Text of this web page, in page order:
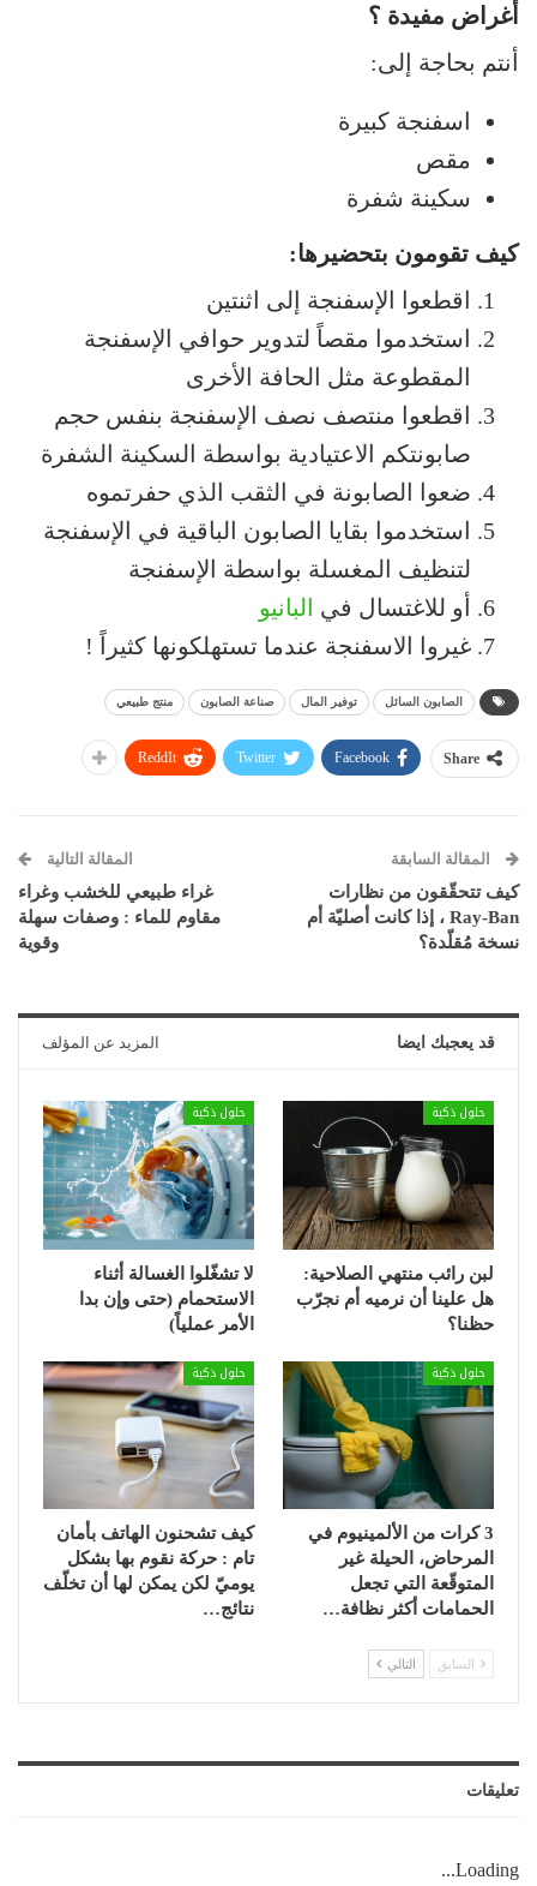
أغراض مفيدة ؟
أنتم بحاجة إلى:
اسفنجة كبيرة
مقص
سكينة شفرة
كيف تقومون بتحضيرها:
اقطعوا الإسفنجة إلى اثنتين
استخدموا مقصاً لتدوير حوافي الإسفنجة
المقطوعة مثل الحافة الأخرى
اقطعوا منتصف نصف الإسفنجة بنفس حجم
صابونتكم الاعتيادية بواسطة السكينة الشفرة
ضعوا الصابونة في الثقب الذي حفرتموه
استخدموا بقايا الصابون الباقية في الإسفنجة
لتنظيف المغسلة بواسطة الإسفنجة
أو للاغتسال في البانيو
غيروا الاسفنجة عندما تستهلكونها كثيراً !
الصابون السائل توفير المال صناعة الصابون منتج طبيعي
Share
Facebook
Twitter
ReddIt
المقالة السابقة
كيف تتحقّقون من نظارات
Ray-Ban ، إذا كانت أصليّة أم
نسخة مُقلّدة؟
المقالة التالية
غراء طبيعي للخشب وغراء
مقاوم للماء : وصفات سهلة
وقوية
قد يعجبك ايضا المزيد عن المؤلف
حلول ذكية
لبن رائب منتهي الصلاحية:
هل علينا أن نرميه أم نجرّب
حظنا؟
حلول ذكية
لا تشغّلوا الغسالة أثناء
الاستحمام (حتى وإن بدا
الأمر عملياً)
حلول ذكية
3 كرات من الألمينيوم في
المرحاض، الحيلة غير
المتوقّعة التي تجعل
الحمامات أكثر نظافة…
حلول ذكية
كيف تشحنون الهاتف بأمان
تام : حركة نقوم بها بشكل
يوميّ لكن يمكن لها أن تخلّف
نتائج…
السابق التالي
تعليقات
Loading...